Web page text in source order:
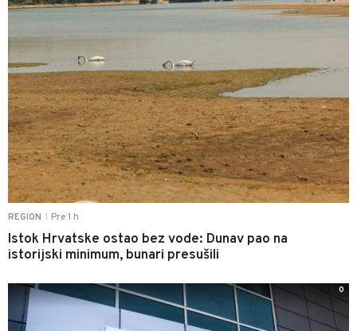
REGION Pre 1 h
Istok Hrvatske ostao bez vode: Dunav pao na
istorijski minimum, bunari presušili
0